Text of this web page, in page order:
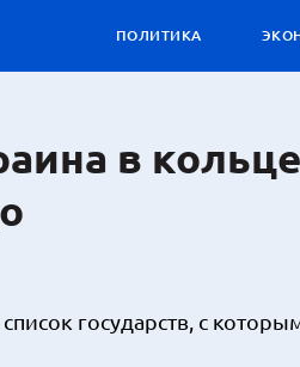
ПОЛИТИКА
в
государств, с